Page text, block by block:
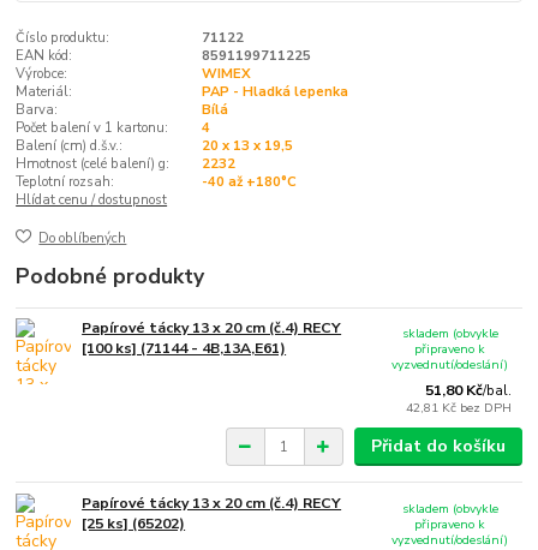
Číslo produktu:
71122
EAN kód:
8591199711225
Výrobce:
WIMEX
Materiál:
PAP - Hladká lepenka
Barva:
Bílá
Počet balení v 1 kartonu:
4
Balení (cm) d.š.v.:
20 x 13 x 19,5
Hmotnost (celé balení) g:
2232
Teplotní rozsah:
-40 až +180°C
Hlídat cenu / dostupnost
Do oblíbených
Podobné produkty
Papírové tácky 13 x 20 cm (č.4) RECY
[100 ks] (71144 - 4B,13A,E61)
51,80 Kč/bal.
42,81 Kč bez DPH
skladem (obvykle
připraveno k
vyzvednutí/odeslání)
Přidat do košíku
Papírové tácky 13 x 20 cm (č.4) RECY
[25 ks] (65202)
skladem (obvykle
připraveno k
vyzvednutí/odeslání)